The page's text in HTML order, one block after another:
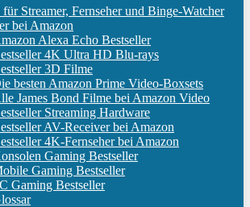
Streamer, Fernseher und Binge-Watcher
bei Amazon
Alexa Echo Bestseller
4K Ultra HD Blu-rays
3D Filme
besten Amazon Prime Video-Boxsets
James Bond Filme bei Amazon Video
Streaming Hardware
AV-Receiver bei Amazon
4K-Fernseher bei Amazon
Gaming Bestseller
Gaming Bestseller
Gaming Bestseller